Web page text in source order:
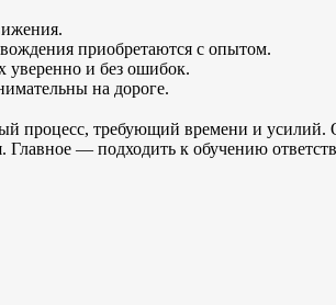
приобретаются с опытом.
уверенно и без ошибок.
на дороге.
процесс, требующий времени и
— подходить к обучению